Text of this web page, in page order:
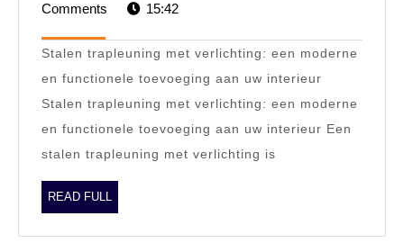
met
sfeervolle
verlichting
voor
interieur
augustus
Comments
15:42
Stalen trapleuning met verlichting: een moderne
en functionele toevoeging aan uw interieur
Stalen trapleuning met verlichting: een moderne
en functionele toevoeging aan uw interieur Een
stalen trapleuning met verlichting is
READ FULL
FULL